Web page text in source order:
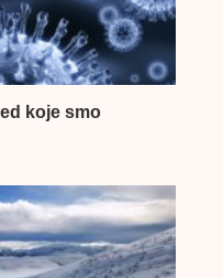
koje smo